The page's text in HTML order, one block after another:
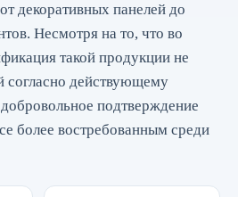
декоративных панелей до
Несмотря на то, что во
такой продукции не
согласно действующему
подтверждение
более востребованным среди